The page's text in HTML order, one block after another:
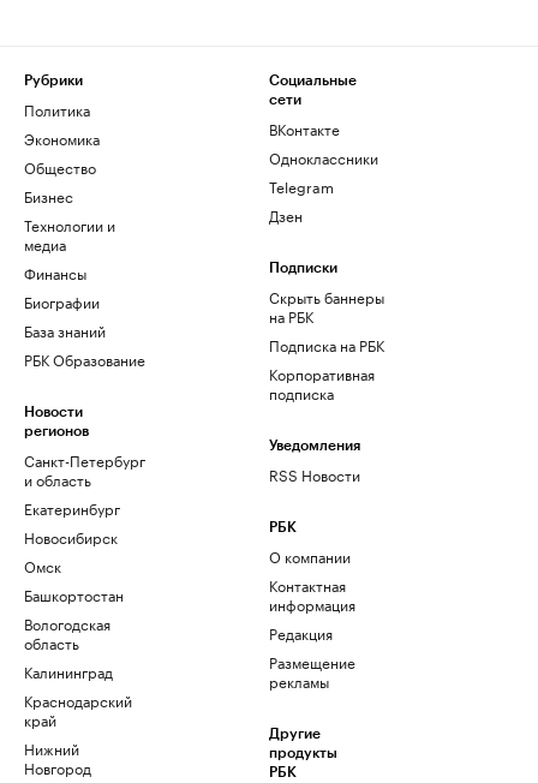
Рубрики
Политика
Экономика
Общество
Бизнес
Технологии и
медиа
Финансы
Биографии
База знаний
РБК Образование
Новости
регионов
Санкт-Петербург
и область
Екатеринбург
Новосибирск
Омск
Башкортостан
Вологодская
область
Калининград
Краснодарский
край
Нижний
Новгород
Социальные
сети
ВКонтакте
Одноклассники
Telegram
Дзен
Подписки
Скрыть баннеры
на РБК
Подписка на РБК
Корпоративная
подписка
Уведомления
RSS Новости
РБК
О компании
Контактная
информация
Редакция
Размещение
рекламы
Другие
продукты
РБК